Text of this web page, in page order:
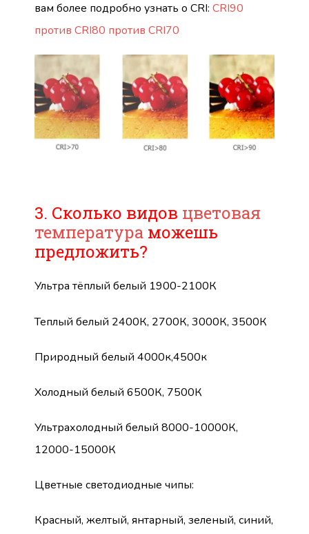
вам более подробно узнать о CRI: CRI90
против CRI80 против CRI70
3. Сколько видов цветовая
температура можешь
предложить?
Ультра тёплый белый 1900-2100К
Теплый белый 2400К, 2700К, 3000К, 3500К
Природный белый 4000к,4500к
Холодный белый 6500К, 7500К
Ультрахолодный белый 8000-10000К,
12000-15000К
Цветные светодиодные чипы:
Красный, желтый, янтарный, зеленый, синий,